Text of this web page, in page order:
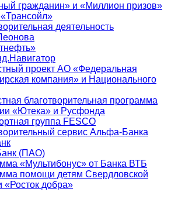
гражданин» и «Миллион призов»
деятельность
проект АО «Федеральная
компания» и Национального
благотворительная программа
«Ютека» и Русфонда
группа FESCO
сервис Альфа-Банка
(ПАО)
«Мультибонус» от Банка ВТБ
помощи детям Свердловской
«Росток добра»